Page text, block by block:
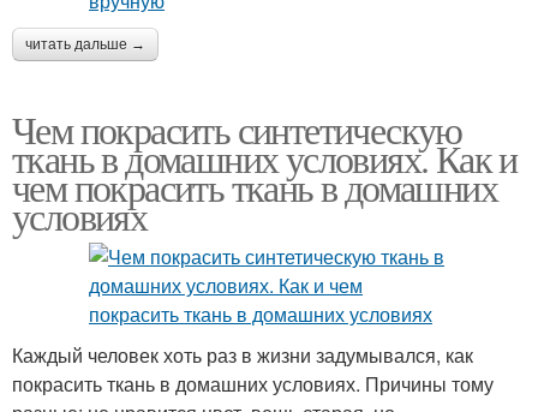
читать дальше →
Чем покрасить синтетическую
ткань в домашних условиях. Как и
чем покрасить ткань в домашних
условиях
Каждый человек хоть раз в жизни задумывался, как
покрасить ткань в домашних условиях. Причины тому